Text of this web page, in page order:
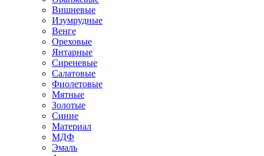
Вишневые
Изумрудные
Венге
Ореховые
Янтарные
Сиреневые
Салатовые
Фиолетовые
Мятные
Золотые
Синие
Материал
МДФ
Эмаль